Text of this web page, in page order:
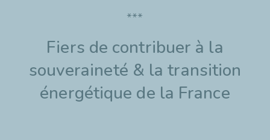
***
Fiers de contribuer à la
souveraineté & la transition
énergétique de la France